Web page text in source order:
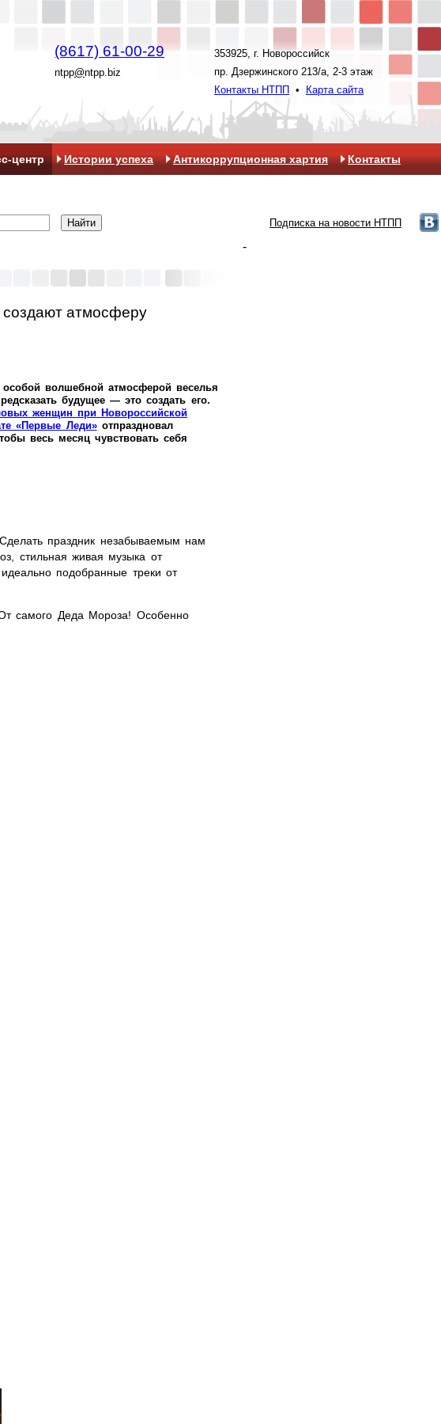
(8617) 61-00-29
ntpp@ntpp.biz
353925, г. Новороссийск
пр. Дзержинского 213/а, 2-3 этаж
Контакты НТПП
• Карта сайта
центр Истории успеха Антикоррупционная хартия Контакты
Подписка на новости НТПП
атмосферу
волшебной атмосферой веселья
будущее — это создать его.
женщин при Новороссийской
«Первые Леди»отпраздновал
весь месяц чувствовать себя
праздник незабываемым нам
стильная живая музыка от
подобранные треки от
самого Деда Мороза! Особенно
-